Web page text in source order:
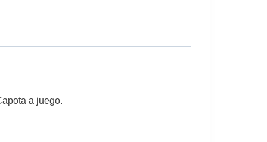
a juego.